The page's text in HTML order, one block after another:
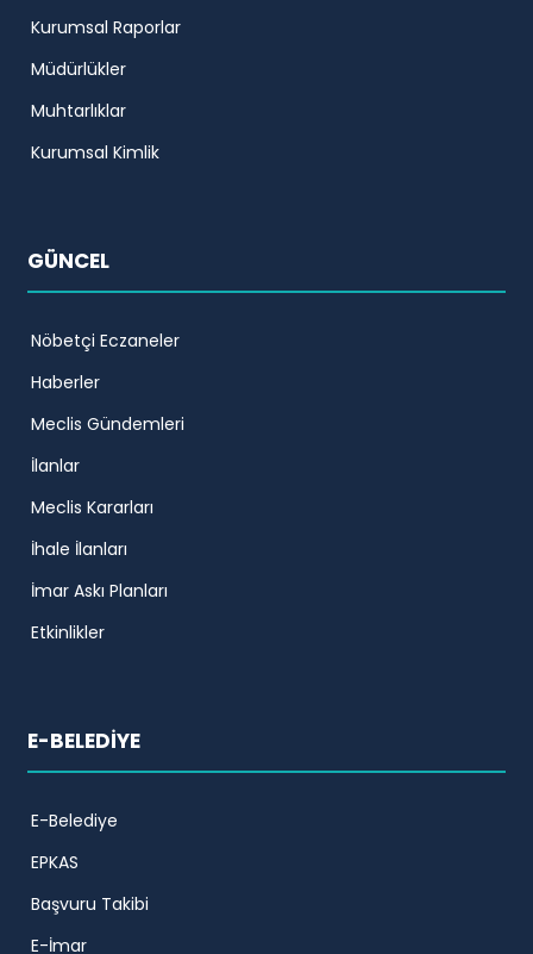
Kurumsal Raporlar
Müdürlükler
Muhtarlıklar
Kurumsal Kimlik
GÜNCEL
Nöbetçi Eczaneler
Haberler
Meclis Gündemleri
İlanlar
Meclis Kararları
İhale İlanları
İmar Askı Planları
Etkinlikler
E-BELEDİYE
E-Belediye
EPKAS
Başvuru Takibi
E-İmar